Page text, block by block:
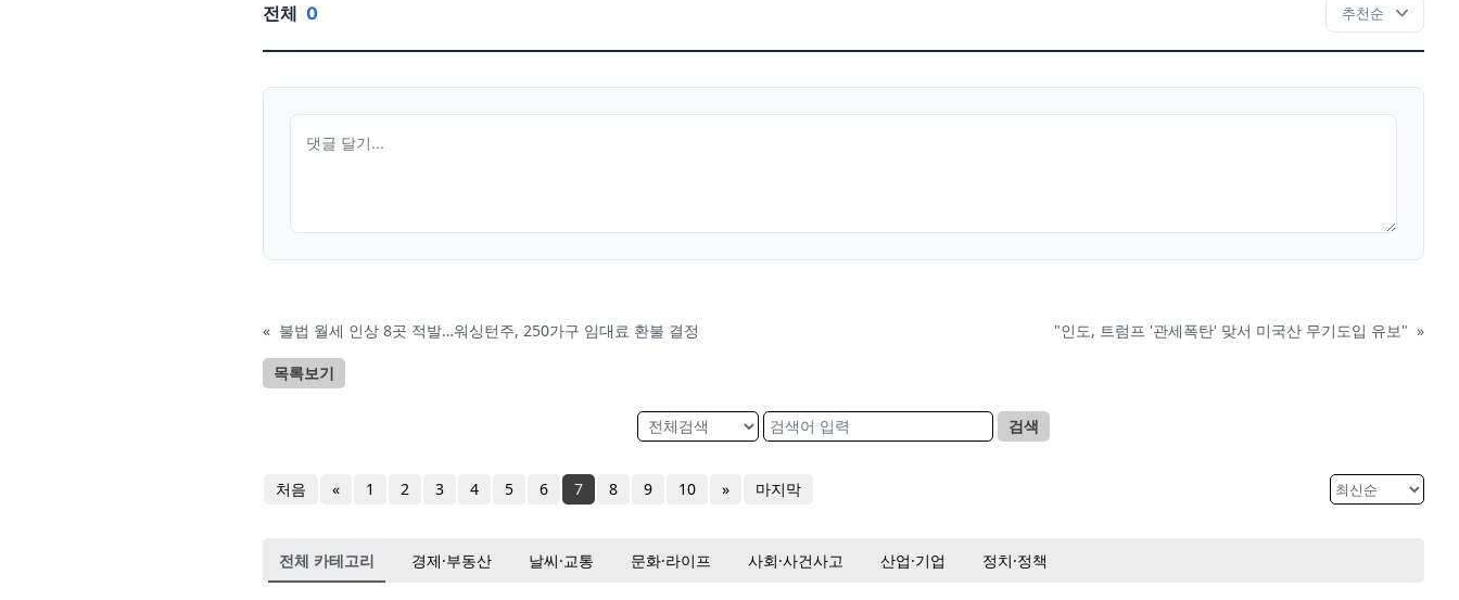
전체 0
« 불법 월세 인상 8곳 적발…워싱턴주, 250가구 임대료 환불 결정 "인도, 트럼프 '관세폭탄' 맞서 미국산 무기도입 유보" »
목록보기
검색
처음 « 1 2 3 4 5 6 7 8 9 10 » 마지막
전체 카테고리 경제·부동산 날씨·교통 문화·라이프 사회·사건사고 산업·기업 정치·정책